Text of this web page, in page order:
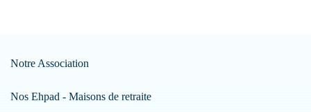
Notre Association
Nos Ehpad - Maisons de retraite